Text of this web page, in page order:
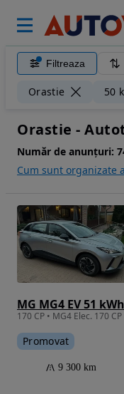
Filtreaza
Orastie 50
Orastie -
Număr de anunțuri:
Cum sunt organizate
MG MG4 EV 51
Promovat
9 300 km